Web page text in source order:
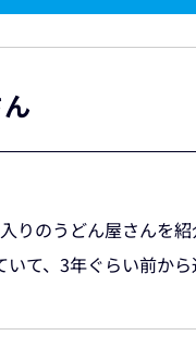
りのうどん屋さんを
て、3年ぐらい前か